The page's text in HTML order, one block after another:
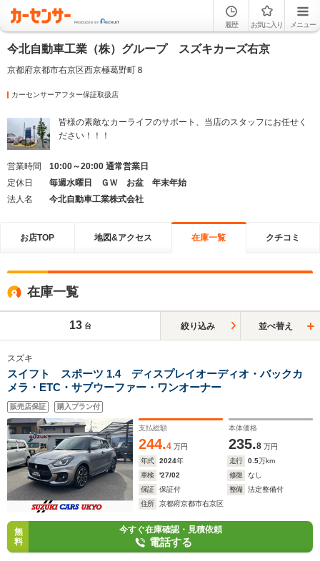
履歴 お気に入り メニュー
今北自動車工業（株）グループ スズキカーズ右京
京都府京都市右京区西京極葛野町８
カーセンサーアフター保証取扱店
皆様の素敵なカーライフのサポート、当店のスタッフにお任せく
ださい！！！
営業時間
10:00～20:00 通常営業日
定休日
毎週水曜日 ＧＷ お盆 年末年始
法人名
今北自動車工業株式会社
お店TOP 地図&アクセス 在庫一覧 クチコミ
在庫一覧
13 台 絞り込み 並べ替え
スズキ
スイフト スポーツ 1.4 ディスプレイオーディオ・バックカ
メラ・ETC・サブウーファー・ワンオーナー
販売店保証 購入プラン付
支払総額
244.4 万円
本体価格
235.8 万円
年式
2024年 走行 0.5万km
車検
'27/02 修復
なし
保証
保証付 整備
法定整備付
住所
京都府京都市右京区
無
料
今すぐ在庫確認・見積依頼
電話する